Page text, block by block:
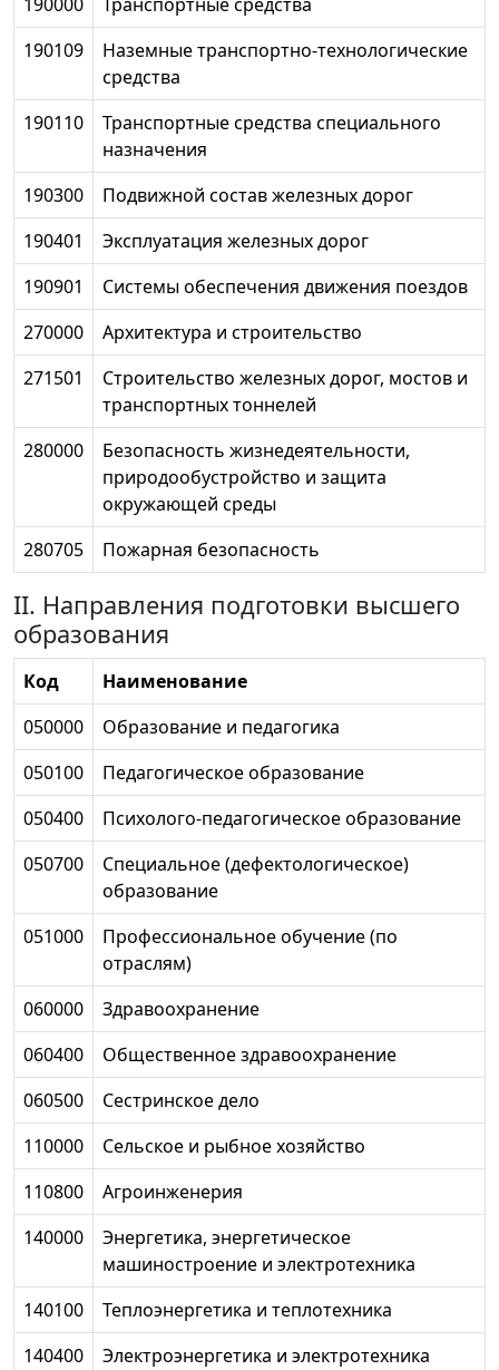
190000
Транспортные средства
190109
Наземные транспортно-технологические
средства
190110
Транспортные средства специального
назначения
190300
Подвижной состав железных дорог
190401
Эксплуатация железных дорог
190901
Системы обеспечения движения поездов
270000
Архитектура и строительство
271501
Строительство железных дорог, мостов и
транспортных тоннелей
280000
Безопасность жизнедеятельности,
природообустройство и защита
окружающей среды
280705
Пожарная безопасность
II. Направления подготовки высшего
образования
Код
Наименование
050000
Образование и педагогика
050100
Педагогическое образование
050400
Психолого-педагогическое образование
050700
Специальное (дефектологическое)
образование
051000
Профессиональное обучение (по
отраслям)
060000
Здравоохранение
060400
Общественное здравоохранение
060500
Сестринское дело
110000
Сельское и рыбное хозяйство
110800
Агроинженерия
140000
Энергетика, энергетическое
машиностроение и электротехника
140100
Теплоэнергетика и теплотехника
140400
Электроэнергетика и электротехника